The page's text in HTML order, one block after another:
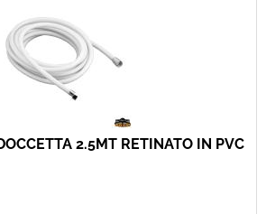
2.5MT RETINATO IN PVC